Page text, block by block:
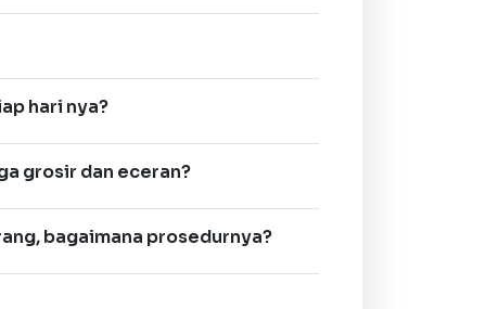
hari nya?
grosir dan eceran?
bagaimana prosedurnya?